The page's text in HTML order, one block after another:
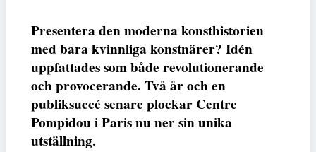
Presentera den moderna konsthistorien
med bara kvinnliga konstnärer? Idén
uppfattades som både revolutionerande
och provocerande. Två år och en
publiksuccé senare plockar Centre
Pompidou i Paris nu ner sin unika
utställning.